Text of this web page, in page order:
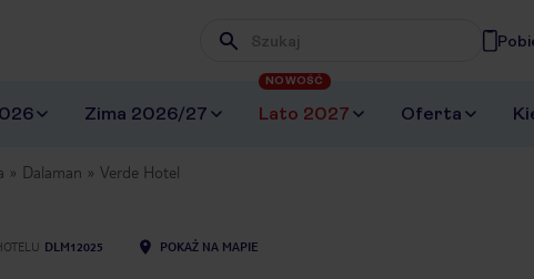
Wpisz frazę, której szukasz
Zima 2026/27 Lato 2027
NOWOŚĆ
Oferta
Dalaman Verde Hotel
DLM12025 POKAŻ NA MAPIE